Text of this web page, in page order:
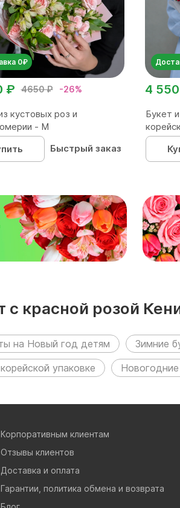
0₽
4650 ₽ -26%
₽
кустовых роз и
- М
Быстрый заказ
4
Букет
красной розой
на Новый год детям
Зимние
упаковке
Корпоративным клиентам
Отзывы клиентов
Доставка и оплата
Гарантии, политика обмена и возврата